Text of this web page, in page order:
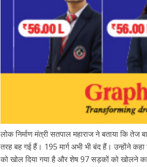
लोक निर्माण मंत्री सतपाल महाराज ने बताया कि
तरह बह गई हैं। 195 मार्ग अभी भी बंद हैं। उन्होंने
को खोल दिया गया है और शेष 97 सड़कों को खोलने का